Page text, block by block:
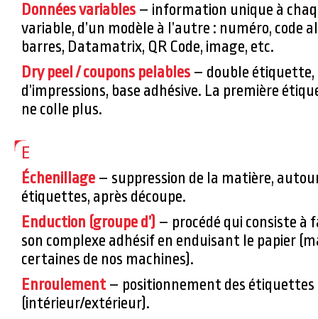
Données variables – information unique à
variable, d’un modèle à l’autre : numéro, code
barres, Datamatrix, QR Code, image, etc.
Dry peel / coupons pelables – double étiquette,
d’impressions, base adhésive. La première
ne colle plus.
E
Échenillage – suppression de la matière,
étiquettes, après découpe.
Enduction (groupe d’) – procédé qui consiste à
son complexe adhésif en enduisant le papier
certaines de nos machines).
Enroulement – positionnement des étiquettes
(intérieur/extérieur).